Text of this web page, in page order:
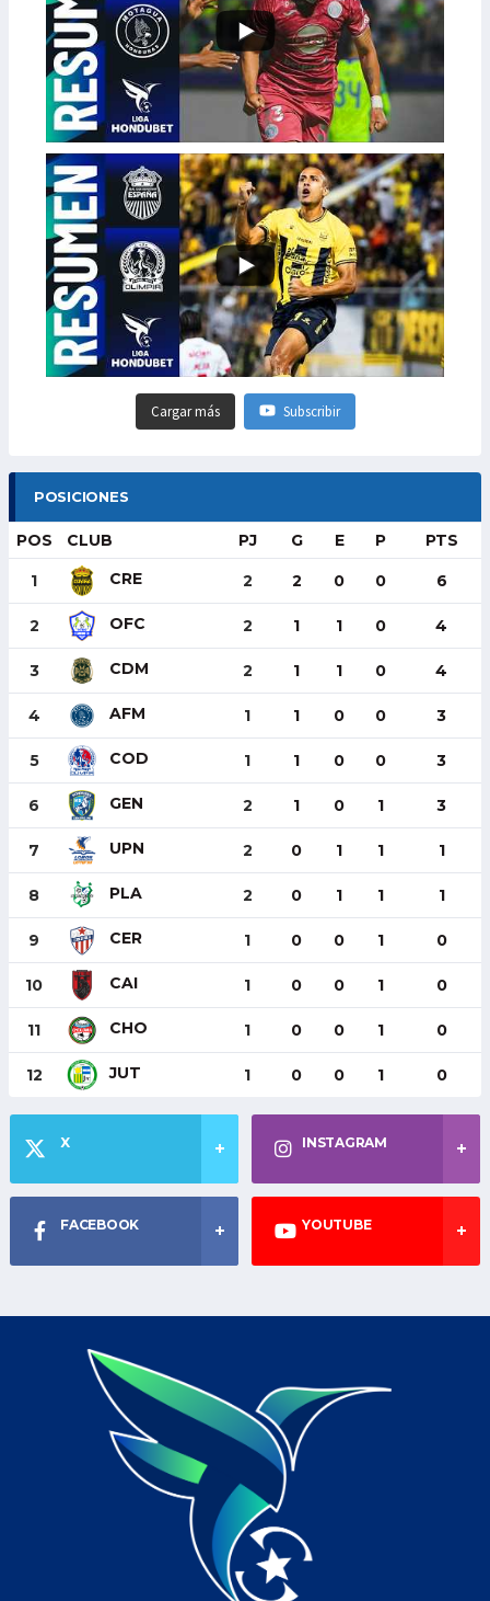
Cargar más Subscribir
POSICIONES
POS CLUB PJ G E P PTS
1 CRE 2 2 0 0 6
2 OFC 2 1 1 0 4
3 CDM 2 1 1 0 4
4 AFM 1 1 0 0 3
5 COD 1 1 0 0 3
6 GEN 2 1 0 1 3
7 UPN 2 0 1 1 1
8 PLA 2 0 1 1 1
9 CER 1 0 0 1 0
10 CAI 1 0 0 1 0
11 CHO 1 0 0 1 0
12 JUT 1 0 0 1 0
X INSTAGRAM
FACEBOOK YOUTUBE